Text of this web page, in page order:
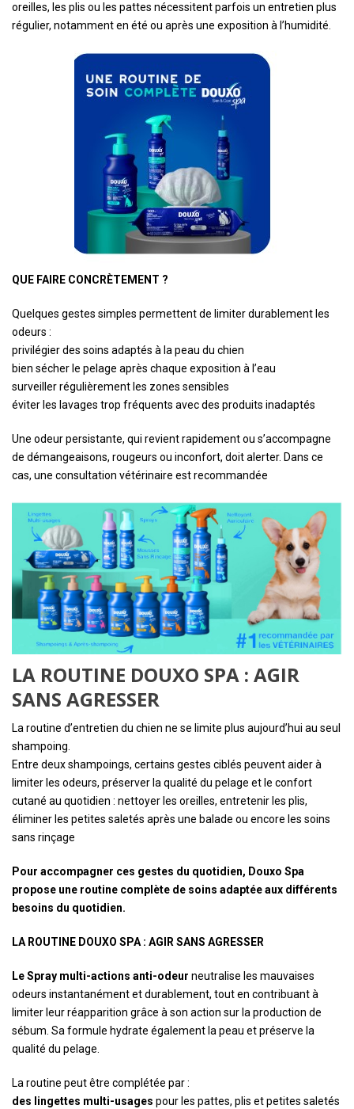
oreilles, les plis ou les pattes nécessitent parfois un entretien plus
régulier, notamment en été ou après une exposition à l’humidité.
QUE FAIRE CONCRÈTEMENT ?
Quelques gestes simples permettent de limiter durablement les
odeurs :
privilégier des soins adaptés à la peau du chien
bien sécher le pelage après chaque exposition à l’eau
surveiller régulièrement les zones sensibles
éviter les lavages trop fréquents avec des produits inadaptés
Une odeur persistante, qui revient rapidement ou s’accompagne
de démangeaisons, rougeurs ou inconfort, doit alerter. Dans ce
cas, une consultation vétérinaire est recommandée
LA ROUTINE DOUXO SPA : AGIR
SANS AGRESSER
La routine d’entretien du chien ne se limite plus aujourd’hui au seul
shampoing.
Entre deux shampoings, certains gestes ciblés peuvent aider à
limiter les odeurs, préserver la qualité du pelage et le confort
cutané au quotidien : nettoyer les oreilles, entretenir les plis,
éliminer les petites saletés après une balade ou encore les soins
sans rinçage
Pour accompagner ces gestes du quotidien, Douxo Spa
propose une routine complète de soins adaptée aux différents
besoins du quotidien.
LA ROUTINE DOUXO SPA : AGIR SANS AGRESSER
Le Spray multi-actions anti-odeur neutralise les mauvaises
odeurs instantanément et durablement, tout en contribuant à
limiter leur réapparition grâce à son action sur la production de
sébum. Sa formule hydrate également la peau et préserve la
qualité du pelage.
La routine peut être complétée par :
des lingettes multi-usages pour les pattes, plis et petites saletés